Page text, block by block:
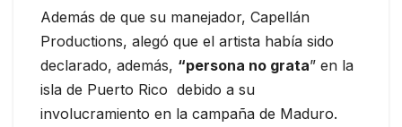
Además de que su manejador, Capellán
Productions, alegó que el artista había sido
declarado, además, “persona no grata” en la
isla de Puerto Rico debido a su
involucramiento en la campaña de Maduro.